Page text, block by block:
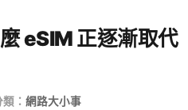
eSIM 正逐漸取代
： 網路大小事